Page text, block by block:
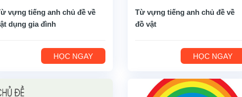
vựng tiếng anh chủ đề về
dụng gia đình
HỌC NGAY
Từ vựng tiếng anh chủ đề về
đồ vật
HỌC NGAY